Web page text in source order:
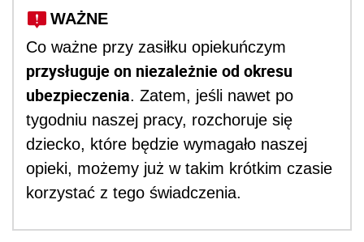
WAŻNE
Co ważne przy zasiłku opiekuńczym
przysługuje on niezależnie od okresu
ubezpieczenia. Zatem, jeśli nawet po
tygodniu naszej pracy, rozchoruje się
dziecko, które będzie wymagało naszej
opieki, możemy już w takim krótkim czasie
korzystać z tego świadczenia.